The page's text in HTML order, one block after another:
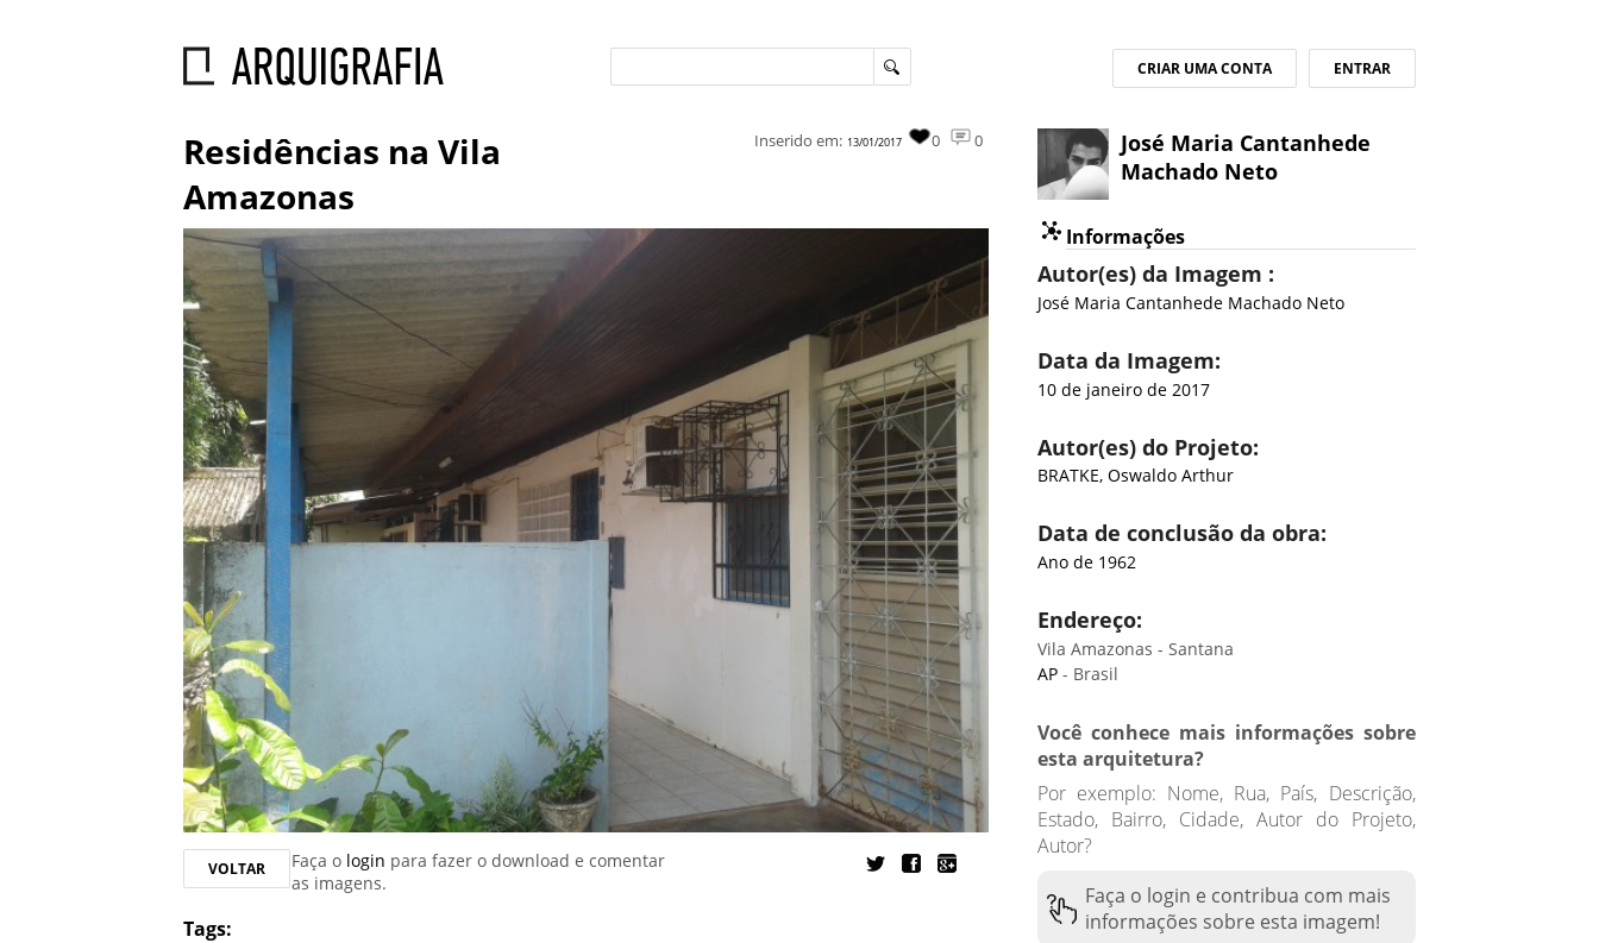
ENTRAR
CRIAR UMA CONTA
Residências na Vila
Amazonas
0
0
Inserido em: 13/01/2017
VOLTAR Faça o login para fazer o download e comentar
as imagens.
Tags:
José Maria Cantanhede
Machado Neto
Informações
Autor(es) da Imagem :
José Maria Cantanhede Machado Neto
Data da Imagem:
10 de janeiro de 2017
Autor(es) do Projeto:
BRATKE, Oswaldo Arthur
Data de conclusão da obra:
Ano de 1962
Endereço:
Vila Amazonas - Santana
AP - Brasil
Você conhece mais informações sobre
esta arquitetura?
Por exemplo: Nome, Rua, País, Descrição,
Estado, Bairro, Cidade, Autor do Projeto,
Autor?
Faça o login e contribua com mais
informações sobre esta imagem!